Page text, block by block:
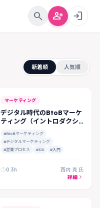
search person_add login
新着順 人気順
マーケティング
デジタル時代のBtoBマーケ
ティング（イントロダクシ
#BtoBマーケティング
#デジタルマーケティング
#営業プロセス
#DX #入門
0.3h
西内 克 氏
詳細